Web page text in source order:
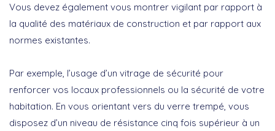
Vous devez également vous montrer vigilant par rapport à
la qualité des matériaux de construction et par rapport aux
normes existantes.
Par exemple, l’usage d’un vitrage de sécurité pour
renforcer vos locaux professionnels ou la sécurité de votre
habitation. En vous orientant vers du verre trempé, vous
disposez d’un niveau de résistance cinq fois supérieur à un